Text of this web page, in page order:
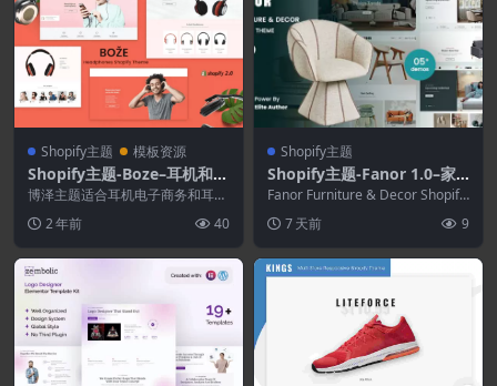
Shopify主题 模板资源
Shopify主题-Boze–耳机和音
频商店Shopify主题
博泽主题适合耳机电子商务和耳机
器，音视频，音像等...
2 年前 40
Shopify主题
Shopify主题-Fanor 1.0–家
具与装饰Shopify 2.0主题
Fanor Furniture & Decor Shopify
7 天前 9